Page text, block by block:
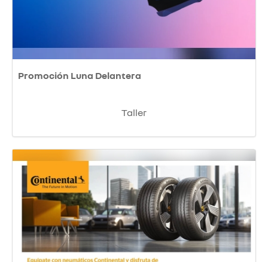
Promoción Luna Delantera
Taller